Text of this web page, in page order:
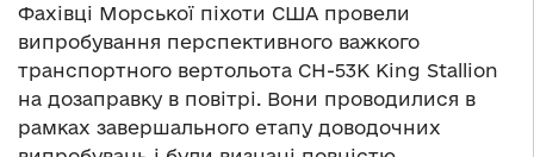
Фахівці Морської піхоти США провели
випробування перспективного важкого
транспортного вертольота CH-53K King Stallion
на дозаправку в повітрі. Вони проводилися в
рамках завершального етапу доводочних